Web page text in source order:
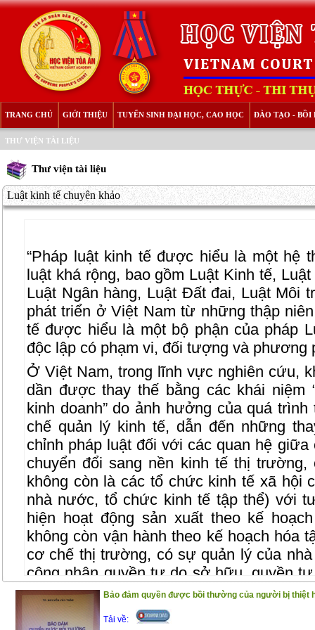
TRANG CHỦ GIỚI THIỆU TUYỂN SINH ĐẠI HỌC, CAO HỌC ĐÀO TẠO - BỒI
THƯ VIỆN TÀI LIỆU
Thư viện tài liệu
Luật kinh tế chuyên khảo
“Pháp luật kinh tế được hiểu là một hệ
luật khá rộng, bao gồm Luật Kinh tế,
Luật Ngân hàng, Luật Đất đai, Luật Môi
phát triển ở Việt Nam từ những thập
tế được hiểu là một bộ phận của pháp
độc lập có phạm vi, đối tượng và phương
Ở Việt Nam, trong lĩnh vực nghiên cứu,
dần được thay thế bằng các khái niệm
kinh doanh” do ảnh hưởng của quá
chế quản lý kinh tế, dẫn đến những
chỉnh pháp luật đối với các quan hệ
chuyển đổi sang nền kinh tế thị
không còn là các tổ chức kinh tế xã hội
nhà nước, tổ chức kinh tế tập thể) với
hiện hoạt động sản xuất theo kế
không còn vận hành theo kế hoạch hóa
cơ chế thị trường, có sự quản lý của
công nhận quyền tự do sở hữu, quyền
chịu nhiều tác động tất yếu của quá
Những thay đổi này dẫn đến yêu cầu
Bảo đảm quyền được bồi thường của người bị thiệt
Tải về: